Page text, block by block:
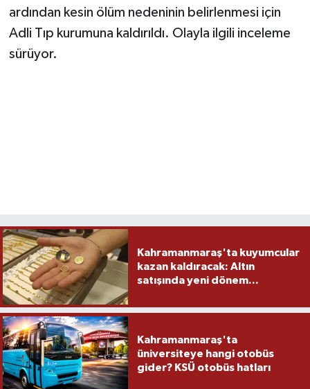
ardından kesin ölüm nedeninin belirlenmesi için
Adli Tıp kurumuna kaldırıldı. Olayla ilgili inceleme
sürüyor.
Kahramanmaraş'ta kuyumcular
kazan kaldıracak: Altın
satışında yeni dönem...
Kahramanmaraş'ta
üniversiteye hangi otobüs
gider? KSÜ otobüs hatları